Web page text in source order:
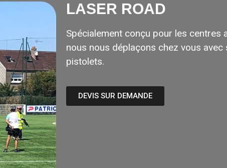
LASER ROAD
Spécialement conçu pour les centres
nous nous déplaçons chez vous
pistolets.
DEVIS SUR DEMANDE